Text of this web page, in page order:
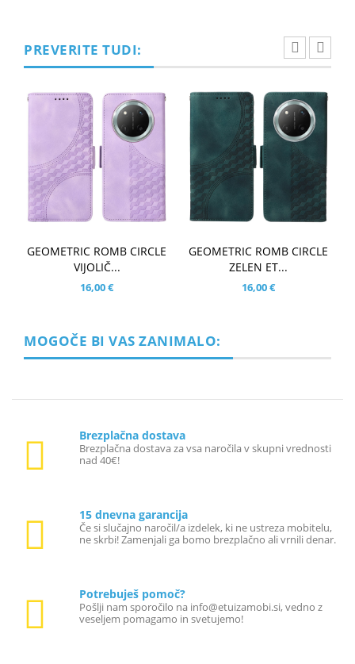
PREVERITE TUDI:
GEOMETRIC ROMB CIRCLE
VIJOLIČ...
16,00 €
GEOMETRIC ROMB CIRCLE
ZELEN ET...
16,00 €
MOGOČE BI VAS ZANIMALO:
Brezplačna dostava
Brezplačna dostava za vsa naročila v skupni vrednosti
nad 40€!
15 dnevna garancija
Če si slučajno naročil/a izdelek, ki ne ustreza mobitelu,
ne skrbi! Zamenjali ga bomo brezplačno ali vrnili denar.
Potrebuješ pomoč?
Pošlji nam sporočilo na info@etuizamobi.si, vedno z
veseljem pomagamo in svetujemo!